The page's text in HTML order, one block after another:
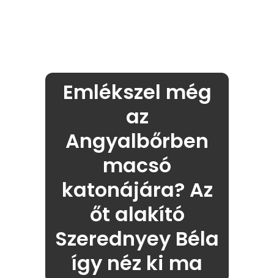
Emlékszel még
az
Angyalbőrben
macsó
katonájára? Az
őt alakító
Szerednyey Béla
így néz ki ma